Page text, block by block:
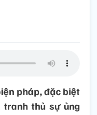
pháp, đặc biệt
tranh thủ sự ủng